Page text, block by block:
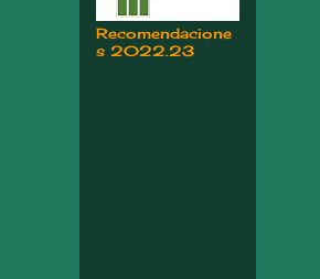
Recomendacione
s 2022.23